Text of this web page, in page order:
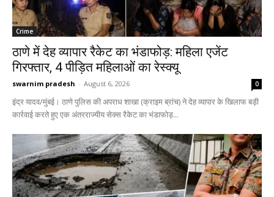
Crime
ठाणे में देह व्यापार रैकेट का भंडाफोड़: महिला एजेंट
गिरफ्तार, 4 पीड़ित महिलाओं का रेस्क्यू
swarnim pradesh - August 6, 2026 0
इंद्र यादव/मुंबई। ठाणे पुलिस की अपराध शाखा (क्राइम ब्रांच) ने देह व्यापार के खिलाफ बड़ी
कार्रवाई करते हुए एक अंतरराज्यीय सेक्स रैकेट का भंडाफोड़...